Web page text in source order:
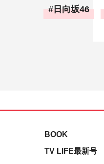
日向坂46
BOOK
TV LIFE最新号